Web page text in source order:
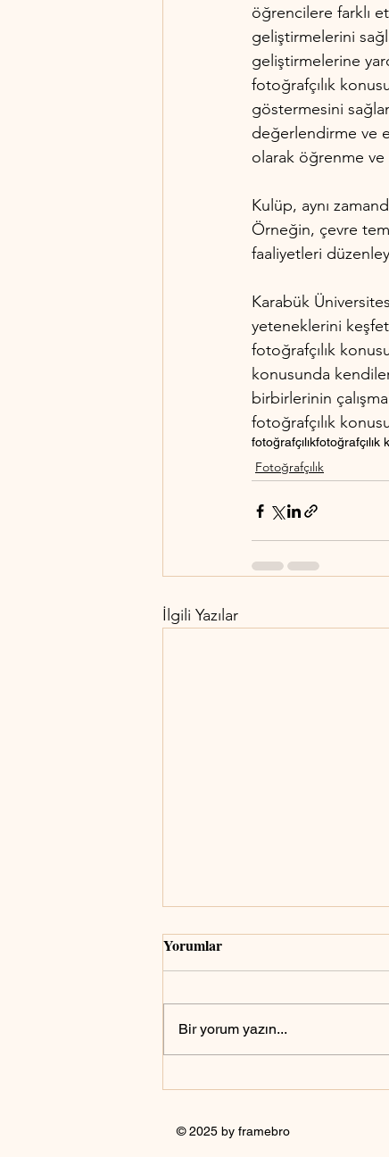
öğrencilere farklı
geliştirmelerini
geliştirmelerine
fotoğrafçılık
göstermesini
değerlendirme ve
olarak öğrenme ve
Kulüp, aynı
Örneğin, çevre
faaliyetleri
Karabük
yeteneklerini
fotoğrafçılık
konusunda
birbirlerinin
fotoğrafçılık
fotoğrafçılıkfotoğrafçılık
Fotoğrafçılık
İlgili Yazılar
Askerlik için fotoğraf nasıl
Yorumlar
Bir yorum yazın...
© 2025 by framebro